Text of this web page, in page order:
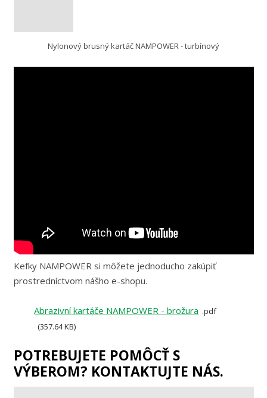
Nylonový brusný kartáč NAMPOWER - turbínový
Kefky NAMPOWER si môžete jednoducho zakúpiť
prostredníctvom nášho e-shopu.
Abrazivní kartáče NAMPOWER - brožura pdf
357.64 KB
POTREBUJETE POMÔCŤ S
VÝBEROM? KONTAKTUJTE NÁS.